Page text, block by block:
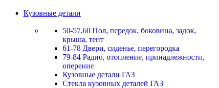
Кузовные детали
50-57,60 Пол, передок, боковина, задок,
крыша, тент
61-78 Двери, сиденье, перегородка
79-84 Радио, отопление, принадлежности,
оперение
Кузовные детали ГАЗ
Стекла кузовных деталей ГАЗ